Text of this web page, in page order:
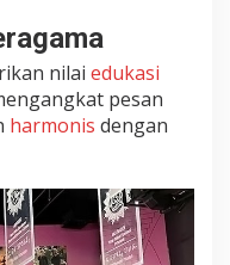
nilai edukasi
pesan
harmonis dengan